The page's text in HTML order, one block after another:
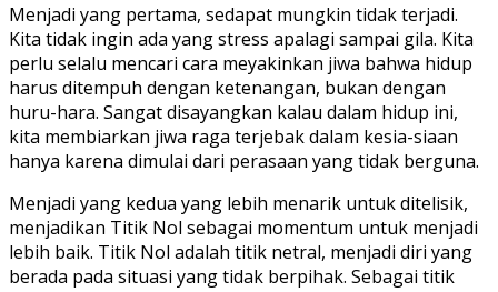
Menjadi yang pertama, sedapat mungkin tidak terjadi.
Kita tidak ingin ada yang stress apalagi sampai gila. Kita
perlu selalu mencari cara meyakinkan jiwa bahwa hidup
harus ditempuh dengan ketenangan, bukan dengan
huru-hara. Sangat disayangkan kalau dalam hidup ini,
kita membiarkan jiwa raga terjebak dalam kesia-siaan
hanya karena dimulai dari perasaan yang tidak berguna.
Menjadi yang kedua yang lebih menarik untuk ditelisik,
menjadikan Titik Nol sebagai momentum untuk menjadi
lebih baik. Titik Nol adalah titik netral, menjadi diri yang
berada pada situasi yang tidak berpihak. Sebagai titik